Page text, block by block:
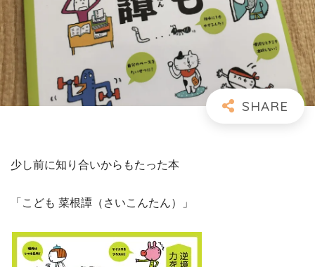
少し前に知り合いからもたった本
「こども 菜根譚（さいこんたん）」